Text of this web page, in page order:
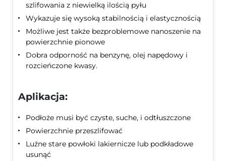
szlifowania z niewielką ilością pyłu
Wykazuje się wysoką stabilnością i elastycznością
Możliwe jest także bezproblemowe nanoszenie na
powierzchnie pionowe
Dobra odporność na benzynę, olej napędowy i
rozcieńczone kwasy.
Aplikacja:
Podłoże musi być czyste, suche, i odtłuszczone
Powierzchnie przeszlifować
Luźne stare powłoki lakiernicze lub podkładowe
usunąć